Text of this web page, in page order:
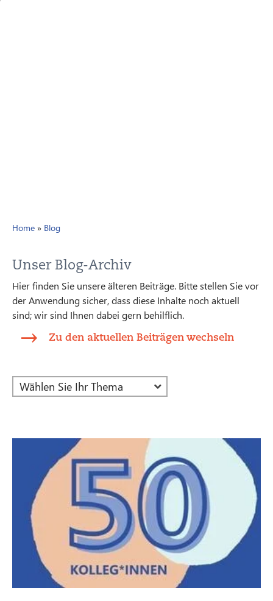
Home » Blog
Unser Blog-Archiv
Hier finden Sie unsere älteren Beiträge. Bitte stellen Sie vor
der Anwendung sicher, dass diese Inhalte noch aktuell
sind; wir sind Ihnen dabei gern behilflich.
Zu den aktuellen Beiträgen wechseln